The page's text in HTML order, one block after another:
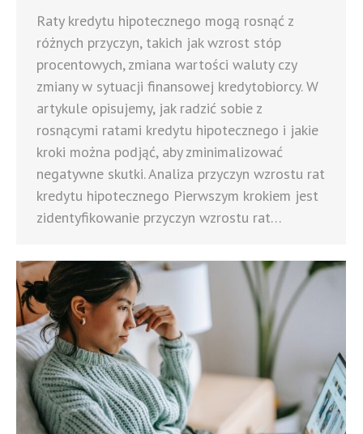
Raty kredytu hipotecznego mogą rosnąć z
różnych przyczyn, takich jak wzrost stóp
procentowych, zmiana wartości waluty czy
zmiany w sytuacji finansowej kredytobiorcy. W
artykule opisujemy, jak radzić sobie z
rosnącymi ratami kredytu hipotecznego i jakie
kroki można podjąć, aby zminimalizować
negatywne skutki. Analiza przyczyn wzrostu rat
kredytu hipotecznego Pierwszym krokiem jest
zidentyfikowanie przyczyn wzrostu rat…